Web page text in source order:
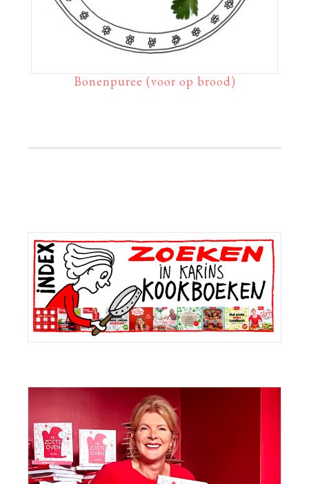
Bonenpuree (voor op brood)
Primaire
Sidebar